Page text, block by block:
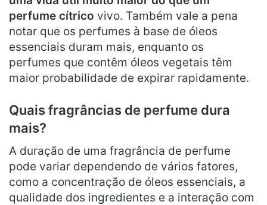
perfume cítrico vivo. Também vale a pena
notar que os perfumes à base de óleos
essenciais duram mais, enquanto os
perfumes que contêm óleos vegetais têm
maior probabilidade de expirar rapidamente.
Quais fragrâncias de perfume dura
mais?
A duração de uma fragrância de perfume
pode variar dependendo de vários fatores,
como a concentração de óleos essenciais, a
qualidade dos ingredientes e a interação com